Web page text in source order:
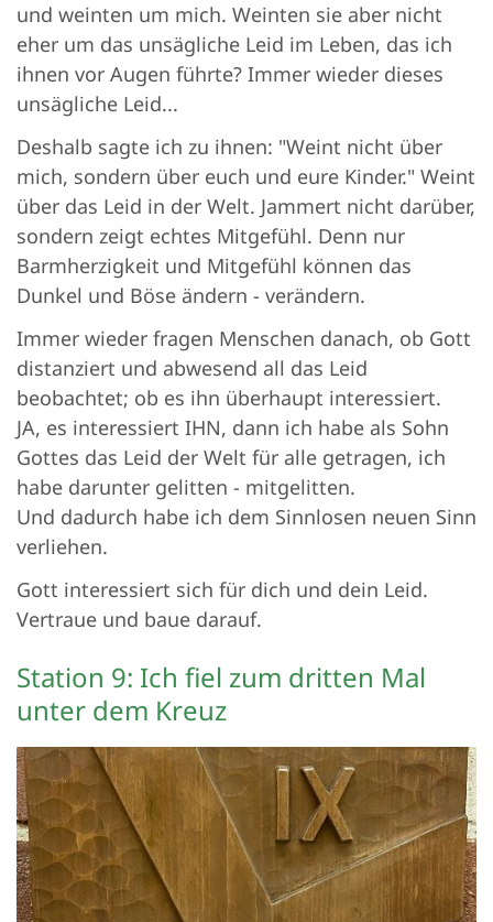
und weinten um mich. Weinten sie aber nicht
eher um das unsägliche Leid im Leben, das ich
ihnen vor Augen führte? Immer wieder dieses
unsägliche Leid...
Deshalb sagte ich zu ihnen: "Weint nicht über
mich, sondern über euch und eure Kinder." Weint
über das Leid in der Welt. Jammert nicht darüber,
sondern zeigt echtes Mitgefühl. Denn nur
Barmherzigkeit und Mitgefühl können das
Dunkel und Böse ändern - verändern.
Immer wieder fragen Menschen danach, ob Gott
distanziert und abwesend all das Leid
beobachtet; ob es ihn überhaupt interessiert.
JA, es interessiert IHN, dann ich habe als Sohn
Gottes das Leid der Welt für alle getragen, ich
habe darunter gelitten - mitgelitten.
Und dadurch habe ich dem Sinnlosen neuen Sinn
verliehen.
Gott interessiert sich für dich und dein Leid.
Vertraue und baue darauf.
Station 9: Ich fiel zum dritten Mal
unter dem Kreuz